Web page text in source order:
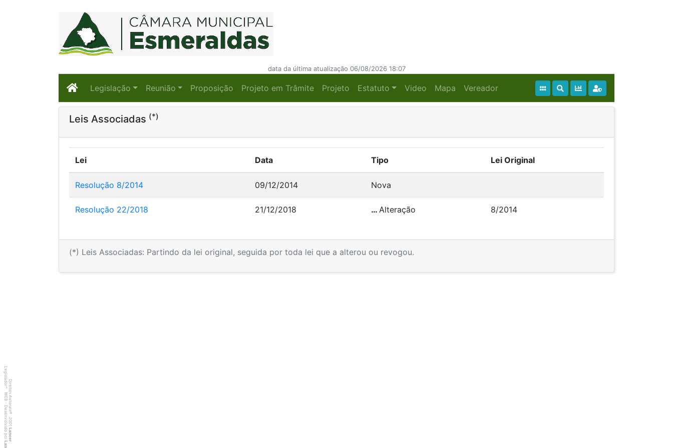
data da última atualização 06/08/2026 18:07
Legislação Reunião Proposição Projeto em Trâmite Projeto Estatuto Video Mapa Vereador
Leis Associadas (*)
Lei Data Tipo Lei Original
Resolução 8/2014 09/12/2014 Nova
Resolução 22/2018 21/12/2018 … Alteração 8/2014
(*) Leis Associadas: Partindo da lei original, seguida por toda lei que a alterou ou revogou.
Direitos Autorais
©
2001
Lancer
Legislador
®
WEB - Desenvolvido por